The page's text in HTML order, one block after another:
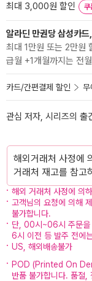
최대 3,000원 할인
쿠
알라딘 만권당 삼성카
최대 1만원 또는 2만원
급월 +1개월까지는 전
카드/간편결제 할인
관심 저자, 시리즈의 출
해외거래처 사정에
거래처 재고를 참고
해외 거래처 사정에 의
고객님의 요청에 의해
불가합니다.
단, 00시~06시 주문
6시 이전 등 발주 전에
US, 해외배송불가
POD (Printed On
반품 불가합니다. 품절,